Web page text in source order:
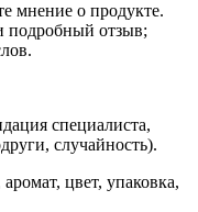
мнение о продукте.
подробный отзыв;
специалиста,
случайность).
цвет, упаковка,